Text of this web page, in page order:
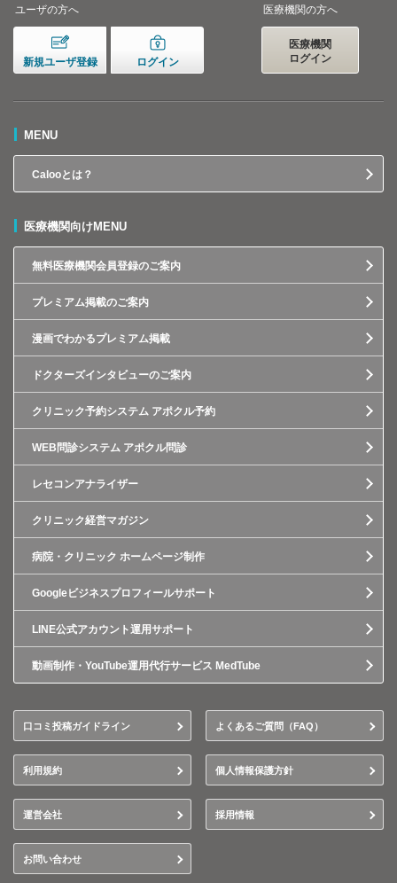
ユーザの方へ
新規ユーザ登録 ログイン
医療機関の方へ
医療機関
ログイン
MENU
Calooとは？
医療機関向けMENU
無料医療機関会員登録のご案内
プレミアム掲載のご案内
漫画でわかるプレミアム掲載
ドクターズインタビューのご案内
クリニック予約システム アポクル予約
WEB問診システム アポクル問診
レセコンアナライザー
クリニック経営マガジン
病院・クリニック ホームページ制作
Googleビジネスプロフィールサポート
LINE公式アカウント運用サポート
動画制作・YouTube運用代行サービス MedTube
口コミ投稿ガイドライン よくあるご質問（FAQ）
利用規約 個人情報保護方針
運営会社 採用情報
お問い合わせ